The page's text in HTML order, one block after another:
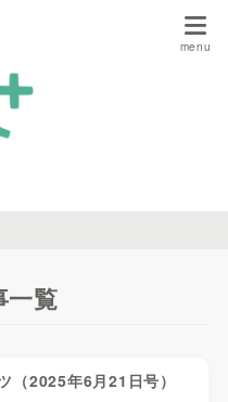
一覧
（2025年6月21日号）